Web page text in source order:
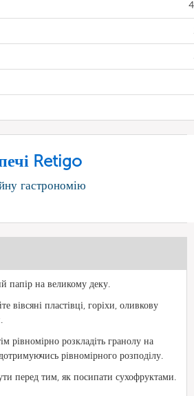
Retigo
гастрономію
папір на великому деку.
вівсяні пластівці, горіхи, оливкову
рівномірно розкладіть гранолу на
рівномірного розподілу.
перед тим, як посипати сухофруктами.